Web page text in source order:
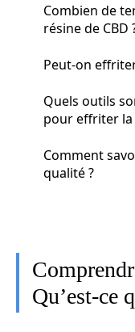
Combien de
résine de CBD
Peut-on
Quels outils
pour effriter la
Comment
qualité ?
Qu’est-ce